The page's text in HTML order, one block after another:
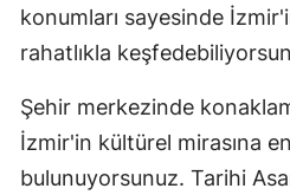
konumları sayesinde
rahatlıkla
Şehir merkezinde
İzmir'in kültürel mirasına
bulunuyorsunuz. Tarihi